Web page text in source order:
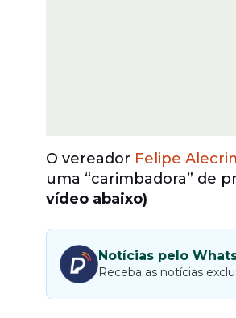
O vereador Felipe
uma “carimbadora” de
vídeo abaixo)
Notícias pelo
Receba as notícias